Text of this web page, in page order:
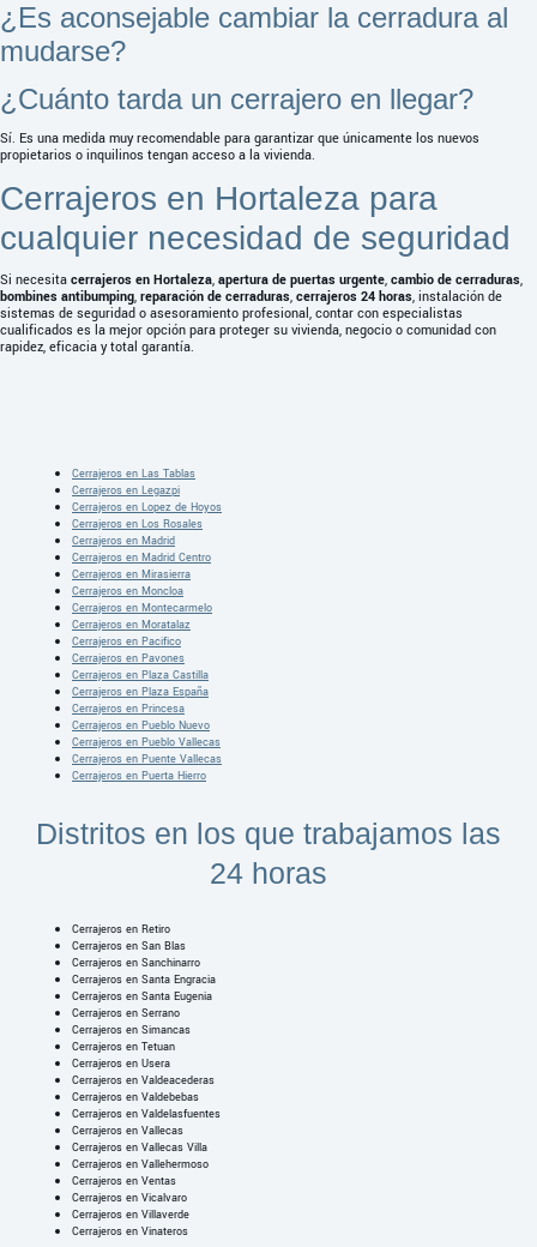
¿Es aconsejable cambiar la cerradura al
mudarse?
¿Cuánto tarda un cerrajero en llegar?
Sí. Es una medida muy recomendable para garantizar que únicamente los nuevos
propietarios o inquilinos tengan acceso a la vivienda.
Cerrajeros en Hortaleza para
cualquier necesidad de seguridad
Si necesita cerrajeros en Hortaleza, apertura de puertas urgente, cambio de cerraduras,
bombines antibumping, reparación de cerraduras, cerrajeros 24 horas, instalación de
sistemas de seguridad o asesoramiento profesional, contar con especialistas
cualificados es la mejor opción para proteger su vivienda, negocio o comunidad con
rapidez, eficacia y total garantía.
Cerrajeros en Las Tablas
Cerrajeros en Legazpi
Cerrajeros en Lopez de Hoyos
Cerrajeros en Los Rosales
Cerrajeros en Madrid
Cerrajeros en Madrid Centro
Cerrajeros en Mirasierra
Cerrajeros en Moncloa
Cerrajeros en Montecarmelo
Cerrajeros en Moratalaz
Cerrajeros en Pacifico
Cerrajeros en Pavones
Cerrajeros en Plaza Castilla
Cerrajeros en Plaza España
Cerrajeros en Princesa
Cerrajeros en Pueblo Nuevo
Cerrajeros en Pueblo Vallecas
Cerrajeros en Puente Vallecas
Cerrajeros en Puerta Hierro
Distritos en los que trabajamos las
24 horas
Cerrajeros en Retiro
Cerrajeros en San Blas
Cerrajeros en Sanchinarro
Cerrajeros en Santa Engracia
Cerrajeros en Santa Eugenia
Cerrajeros en Serrano
Cerrajeros en Simancas
Cerrajeros en Tetuan
Cerrajeros en Usera
Cerrajeros en Valdeacederas
Cerrajeros en Valdebebas
Cerrajeros en Valdelasfuentes
Cerrajeros en Vallecas
Cerrajeros en Vallecas Villa
Cerrajeros en Vallehermoso
Cerrajeros en Ventas
Cerrajeros en Vicalvaro
Cerrajeros en Villaverde
Cerrajeros en Vinateros